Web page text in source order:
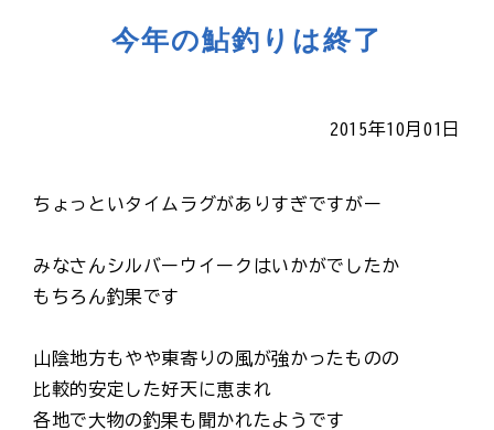
今年の鮎釣りは終了
2015年10月01日
ちょっといタイムラグがありすぎですがー
みなさんシルバーウイークはいかがでしたか
もちろん釣果です
山陰地方もやや東寄りの風が強かったものの
比較的安定した好天に恵まれ
各地で大物の釣果も聞かれたようです